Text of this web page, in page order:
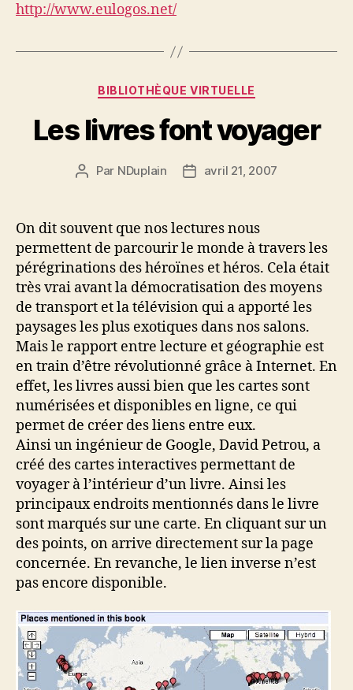
http://www.eulogos.net/
Catégories
BIBLIOTHÈQUE VIRTUELLE
Les livres font voyager
Auteur
Par NDuplain
Dateavril 21, 2007
On dit souvent que nos lectures nous
permettent de parcourir le monde à travers les
pérégrinations des héroïnes et héros. Cela était
très vrai avant la démocratisation des moyens
de transport et la télévision qui a apporté les
paysages les plus exotiques dans nos salons.
Mais le rapport entre lecture et géographie est
en train d’être révolutionné grâce à Internet. En
effet, les livres aussi bien que les cartes sont
numérisées et disponibles en ligne, ce qui
permet de créer des liens entre eux.
Ainsi un ingénieur de Google, David Petrou, a
créé des cartes interactives permettant de
voyager à l’intérieur d’un livre. Ainsi les
principaux endroits mentionnés dans le livre
sont marqués sur une carte. En cliquant sur un
des points, on arrive directement sur la page
concernée. En revanche, le lien inverse n’est
pas encore disponible.